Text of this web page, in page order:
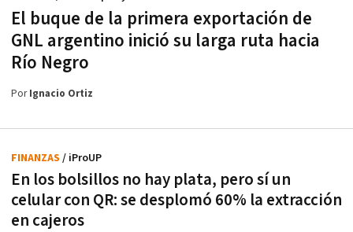
El buque de la primera exportación de
GNL argentino inició su larga ruta hacia
Río Negro
PorIgnacio Ortiz
En los bolsillos no hay plata, pero sí un
celular con QR: se desplomó 60% la extracción
en cajeros
FINANZAS / iProUP